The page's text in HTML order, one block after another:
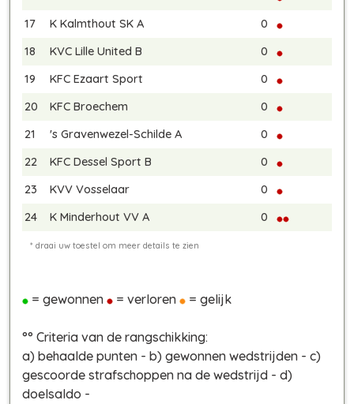
17
K Kalmthout SK A
0
18
KVC Lille United B
0
19
KFC Ezaart Sport
0
20
KFC Broechem
0
21
's Gravenwezel-Schilde A
0
22
KFC Dessel Sport B
0
23
KVV Vosselaar
0
24
K Minderhout VV A 0
= gewonnen = verloren = gelijk
°° Criteria van de rangschikking:
a) behaalde punten - b) gewonnen wedstrijden - c)
gescoorde strafschoppen na de wedstrijd - d)
doelsaldo -